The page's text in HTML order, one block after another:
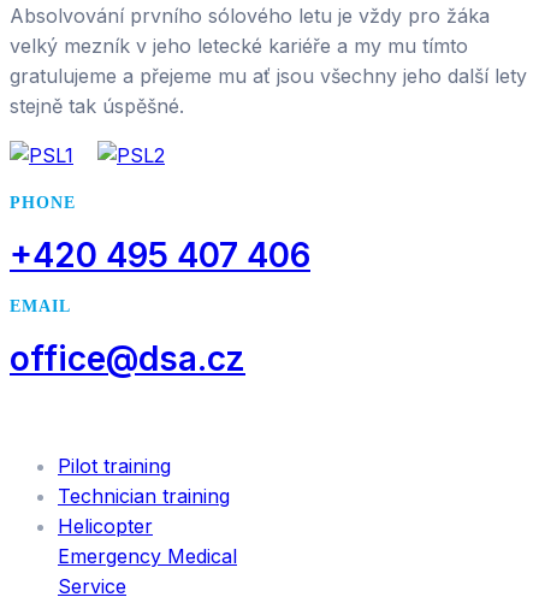
Absolvování prvního sólového letu je vždy pro žáka
velký mezník v jeho letecké kariéře a my mu tímto
gratulujeme a přejeme mu ať jsou všechny jeho další lety
stejně tak úspěšné.
PHONE
+420 495 407 406
EMAIL
office@dsa.cz
Pilot training
Technician training
Helicopter
Emergency Medical
Service